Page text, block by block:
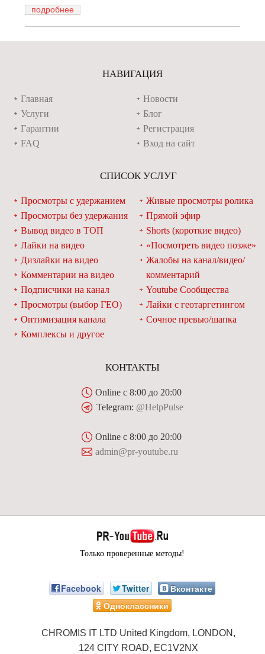
подробнее
НАВИГАЦИЯ
Главная
Услуги
Гарантии
FAQ
Новости
Блог
Регистрация
Вход на сайт
СПИСОК УСЛУГ
Просмотры с удержанием
Просмотры без удержания
Вывод видео в ТОП
Лайки на видео
Дизлайки на видео
Комментарии на видео
Подписчики на канал
Просмотры (выбор ГЕО)
Оптимизация канала
Комплексы и другое
Живые просмотры ролика
Прямой эфир
Shorts (короткие видео)
«Посмотреть видео позже»
Жалобы на канал/видео/
комментарий
Youtube Сообщества
Лайки с геотаргетингом
Сочное превью/шапка
КОНТАКТЫ
Online с 8:00 до 20:00
Telegram: @HelpPulse
Online с 8:00 до 20:00
admin@pr-youtube.ru
Только проверенные методы!
Facebook Twitter
Вконтакте
Одноклассники
CHROMIS IT LTD United Kingdom, LONDON,
124 CITY ROAD, EC1V2NX